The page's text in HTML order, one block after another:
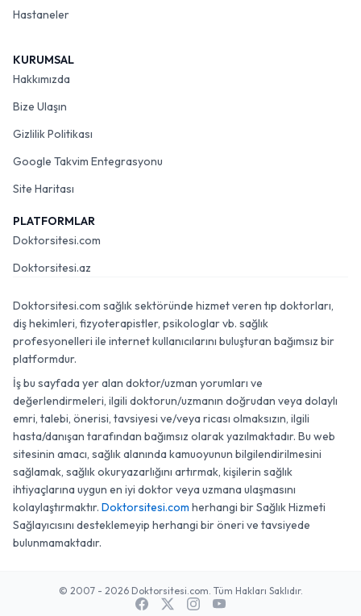
Hastaneler
KURUMSAL
Hakkımızda
Bize Ulaşın
Gizlilik Politikası
Google Takvim Entegrasyonu
Site Haritası
PLATFORMLAR
Doktorsitesi.com
Doktorsitesi.az
Doktorsitesi.com sağlık sektöründe hizmet veren tıp doktorları,
diş hekimleri, fizyoterapistler, psikologlar vb. sağlık
profesyonelleri ile internet kullanıcılarını buluşturan bağımsız bir
platformdur.
İş bu sayfada yer alan doktor/uzman yorumları ve
değerlendirmeleri, ilgili doktorun/uzmanın doğrudan veya dolaylı
emri, talebi, önerisi, tavsiyesi ve/veya ricası olmaksızın, ilgili
hasta/danışan tarafından bağımsız olarak yazılmaktadır. Bu web
sitesinin amacı, sağlık alanında kamuoyunun bilgilendirilmesini
sağlamak, sağlık okuryazarlığını artırmak, kişilerin sağlık
ihtiyaçlarına uygun en iyi doktor veya uzmana ulaşmasını
kolaylaştırmaktır. Doktorsitesi.com herhangi bir Sağlık Hizmeti
Sağlayıcısını desteklemeyip herhangi bir öneri ve tavsiyede
bulunmamaktadır.
© 2007 - 2026 Doktorsitesi.com. Tüm Hakları Saklıdır.